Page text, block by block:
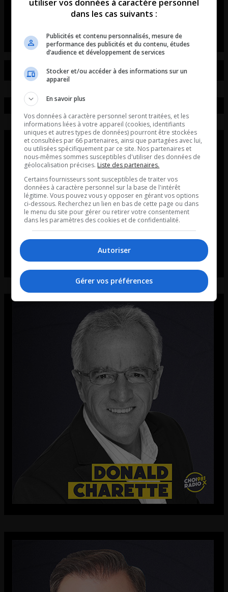
utiliser vos données à caractère personnel
dans les cas suivants :
Publicités et contenu personnalisés, mesure de
performance des publicités et du contenu, études
d’audience et développement de services
Stocker et/ou accéder à des informations sur un
appareil
En savoir plus
Vos données à caractère personnel seront traitées, et les
informations liées à votre appareil (cookies, identifiants
uniques et autres types de données) pourront être stockées
et consultées par 66 partenaires, ainsi que partagées avec lui,
ou utilisées spécifiquement par ce site. Nos partenaires et
nous-mêmes sommes susceptibles d'utiliser des données de
géolocalisation précises. Liste des partenaires.
Certains fournisseurs sont susceptibles de traiter vos
données à caractère personnel sur la base de l'intérêt
légitime. Vous pouvez vous y opposer en gérant vos options
ci-dessous. Recherchez un lien en bas de cette page ou dans
le menu du site pour gérer ou retirer votre consentement
dans les paramètres des cookies et de confidentialité.
Autoriser
Gérer vos préférences